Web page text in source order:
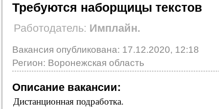
Требуются наборщицы текстов
Работодатель: Имплайн.
Вакансия опубликована: 17.12.2020, 12:18
Регион: Воронежская область
Описание вакансии:
Дистанционная подработка.